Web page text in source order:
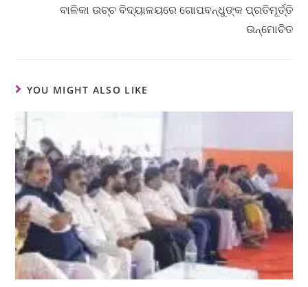
ବାଳିକା ଉଚ୍ଚ ବିଦ୍ୟାଳୟରେ ଗୋପବନ୍ଧୁଙ୍କ ପ୍ରତିମୂର୍ତ୍ତି
ଉନ୍ମୋଚିତ
YOU MIGHT ALSO LIKE